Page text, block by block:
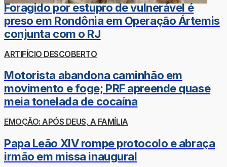
Foragido por estupro de vulnerável é
preso em Rondônia em Operação Ártemis
conjunta com o RJ
ARTIFÍCIO DESCOBERTO
Motorista abandona caminhão em
movimento e foge; PRF apreende quase
meia tonelada de cocaína
EMOÇÃO: APÓS DEUS, A FAMÍLIA
Papa Leão XIV rompe protocolo e abraça
irmão em missa inaugural